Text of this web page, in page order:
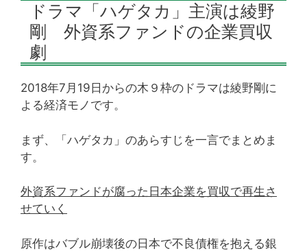
ドラマ「ハゲタカ」主演は綾野
剛 外資系ファンドの企業買収
劇
2018年7月19日からの木９枠のドラマは綾野剛に
よる経済モノです。
まず、「ハゲタカ」のあらすじを一言でまとめま
す。
外資系ファンドが腐った日本企業を買収で再生さ
せていく
原作はバブル崩壊後の日本で不良債権を抱える銀